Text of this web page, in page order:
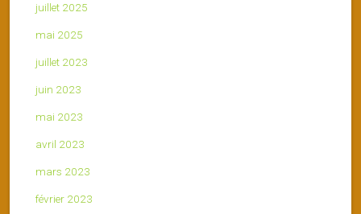
juillet 2025
mai 2025
juillet 2023
juin 2023
mai 2023
avril 2023
mars 2023
février 2023